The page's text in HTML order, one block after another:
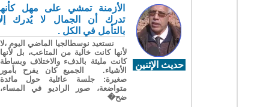
حديث الإثنين
الأزمنة تمشي على مهل كأنها
تدرك أن الجمال لا يُدرك إلا
بالتأمل في الكل .
نستعيد نوسطالجيا الماضي اليوم ،لا
لأنها كانت خالية من المتاعب، بل لأنها
كانت مليئة بالدفء والاختلاف وبساطة
الأشياء. الجميع كان يفرح بأمور
صغيرة: جلسة عائلية حول مائدة
متواضعة، صور الراديو في المساء،
ضح�